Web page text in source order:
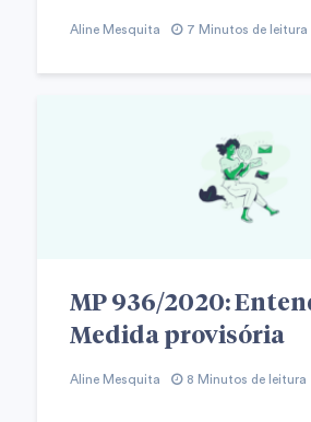
Aline Mesquita 7 Minutos de leitura
MP 936/2020:
Medida provisória
Aline Mesquita 8 Minutos de leitura